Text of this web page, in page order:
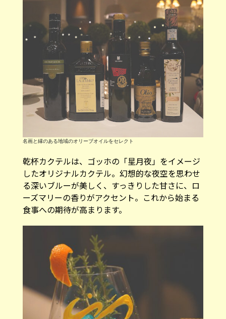
名画と縁のある地域のオリーブオイルをセレクト
乾杯カクテルは、ゴッホの「星月夜」をイメージ
したオリジナルカクテル。幻想的な夜空を思わせ
る深いブルーが美しく、すっきりした甘さに、ロ
ーズマリーの香りがアクセント。これから始まる
食事への期待が高まります。